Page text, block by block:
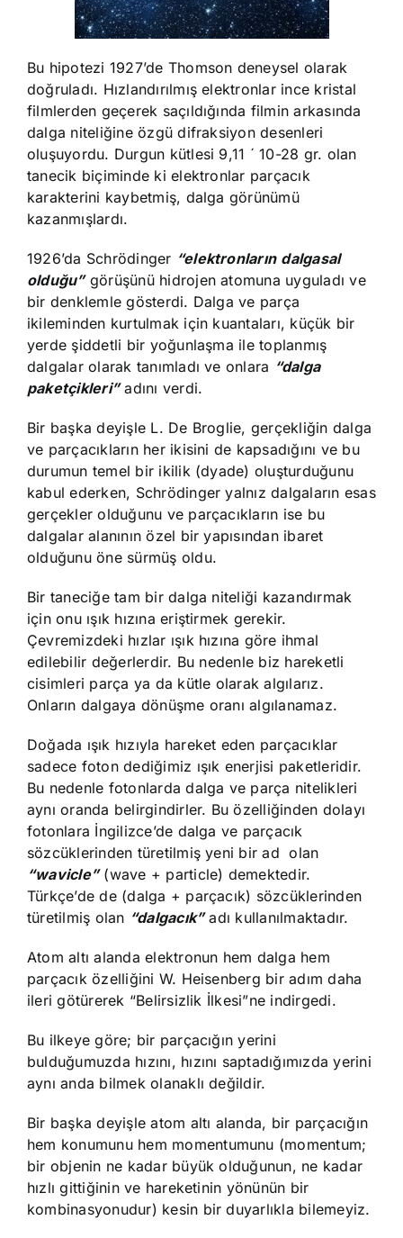
Bu hipotezi 1927’de Thomson deneysel olarak
doğruladı. Hızlandırılmış elektronlar ince kristal
filmlerden geçerek saçıldığında filmin arkasında
dalga niteliğine özgü difraksiyon desenleri
oluşuyordu. Durgun kütlesi 9,11 ´ 10-28 gr. olan
tanecik biçiminde ki elektronlar parçacık
karakterini kaybetmiş, dalga görünümü
kazanmışlardı.
1926’da Schrödinger “elektronların dalgasal
olduğu”görüşünü hidrojen atomuna uyguladı ve
bir denklemle gösterdi. Dalga ve parça
ikileminden kurtulmak için kuantaları, küçük bir
yerde şiddetli bir yoğunlaşma ile toplanmış
dalgalar olarak tanımladı ve onlara “dalga
paketçikleri”adını verdi.
Bir başka deyişle L. De Broglie, gerçekliğin dalga
ve parçacıkların her ikisini de kapsadığını ve bu
durumun temel bir ikilik (dyade) oluşturduğunu
kabul ederken, Schrödinger yalnız dalgaların esas
gerçekler olduğunu ve parçacıkların ise bu
dalgalar alanının özel bir yapısından ibaret
olduğunu öne sürmüş oldu.
Bir taneciğe tam bir dalga niteliği kazandırmak
için onu ışık hızına eriştirmek gerekir.
Çevremizdeki hızlar ışık hızına göre ihmal
edilebilir değerlerdir. Bu nedenle biz hareketli
cisimleri parça ya da kütle olarak algılarız.
Onların dalgaya dönüşme oranı algılanamaz.
Doğada ışık hızıyla hareket eden parçacıklar
sadece foton dediğimiz ışık enerjisi paketleridir.
Bu nedenle fotonlarda dalga ve parça nitelikleri
aynı oranda belirgindirler. Bu özelliğinden dolayı
fotonlara İngilizce’de dalga ve parçacık
sözcüklerinden türetilmiş yeni bir ad olan
“wavicle”(wave + particle) demektedir.
Türkçe’de de (dalga + parçacık) sözcüklerinden
türetilmiş olan “dalgacık”adı kullanılmaktadır.
Atom altı alanda elektronun hem dalga hem
parçacık özelliğini W. Heisenberg bir adım daha
ileri götürerek “Belirsizlik İlkesi”ne indirgedi.
Bu ilkeye göre; bir parçacığın yerini
bulduğumuzda hızını, hızını saptadığımızda yerini
aynı anda bilmek olanaklı değildir.
Bir başka deyişle atom altı alanda, bir parçacığın
hem konumunu hem momentumunu (momentum;
bir objenin ne kadar büyük olduğunun, ne kadar
hızlı gittiğinin ve hareketinin yönünün bir
kombinasyonudur) kesin bir duyarlıkla bilemeyiz.